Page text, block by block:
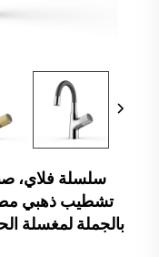
سلسلة فلاي،
بالجملة لمغسلة